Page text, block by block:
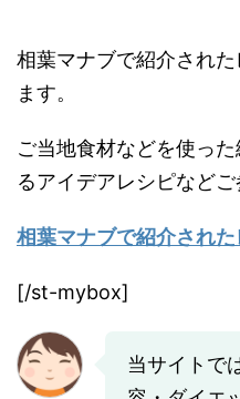
相葉マナブで紹介され
ます。
ご当地食材などを使っ
るアイデアレシピなどご
相葉マナブで紹介され
[/st-mybox]
当サイトで